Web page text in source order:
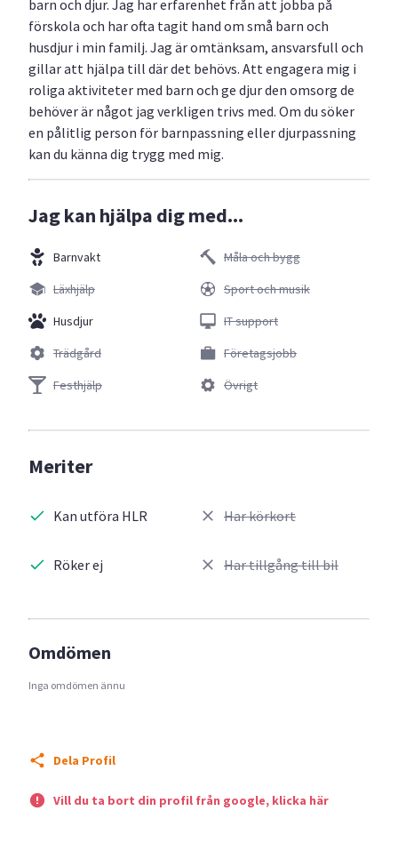
barn och djur. Jag har erfarenhet från att jobba på
förskola och har ofta tagit hand om små barn och
husdjur i min familj. Jag är omtänksam, ansvarsfull och
gillar att hjälpa till där det behövs. Att engagera mig i
roliga aktiviteter med barn och ge djur den omsorg de
behöver är något jag verkligen trivs med. Om du söker
en pålitlig person för barnpassning eller djurpassning
kan du känna dig trygg med mig.
Jag kan hjälpa dig med...
Barnvakt
Läxhjälp
Husdjur
Trädgård
Festhjälp
Måla och bygg
Sport och musik
IT support
Företagsjobb
Övrigt
Meriter
Kan utföra HLR
Röker ej
Har körkort
Har tillgång till bil
Omdömen
Inga omdömen ännu
Dela Profil
Vill du ta bort din profil från google, klicka här